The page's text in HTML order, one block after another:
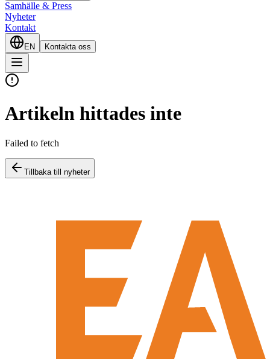
Samhälle & Press
Nyheter
Kontakt
EN Kontakta oss
Artikeln hittades inte
Failed to fetch
Tillbaka till nyheter